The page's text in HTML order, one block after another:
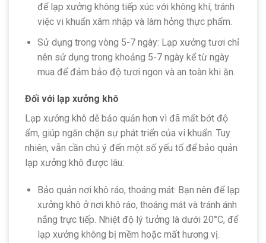
để lạp xưởng không tiếp xúc với không khí, tránh
việc vi khuẩn xâm nhập và làm hỏng thực phẩm.
Sử dụng trong vòng 5-7 ngày: Lạp xưởng tươi chỉ
nên sử dụng trong khoảng 5-7 ngày kể từ ngày
mua để đảm bảo độ tươi ngon và an toàn khi ăn.
Đối với lạp xưởng khô
Lạp xưởng khô dễ bảo quản hơn vì đã mất bớt độ
ẩm, giúp ngăn chặn sự phát triển của vi khuẩn. Tuy
nhiên, vẫn cần chú ý đến một số yếu tố để bảo quản
lạp xưởng khô được lâu:
Bảo quản nơi khô ráo, thoáng mát: Bạn nên để lạp
xưởng khô ở nơi khô ráo, thoáng mát và tránh ánh
nắng trực tiếp. Nhiệt độ lý tưởng là dưới 20°C, để
lạp xưởng không bị mềm hoặc mất hương vị.